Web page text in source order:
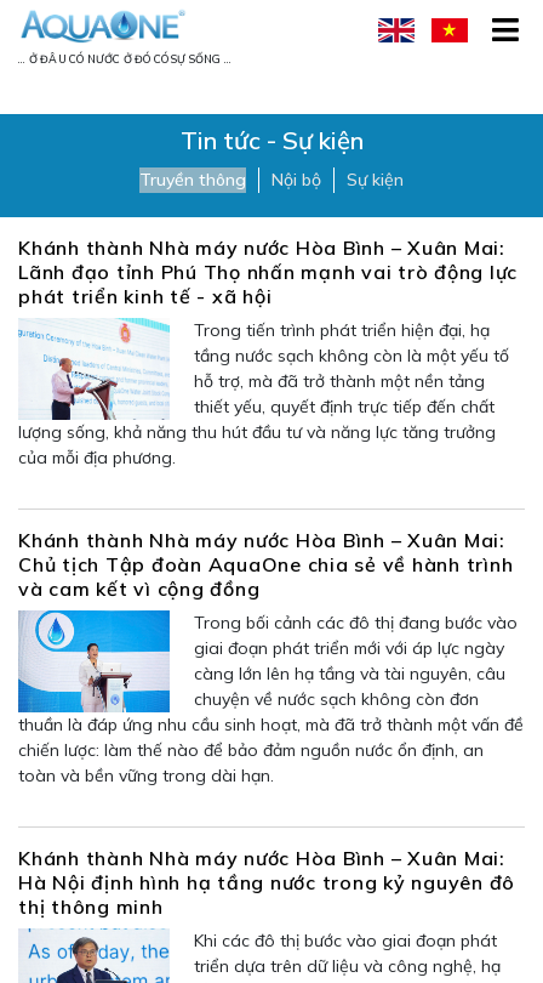
... Ở ĐÂU CÓ NƯỚC Ở ĐÓ CÓ SỰ SỐNG ...
Tin tức - Sự kiện
Truyền thông Nội bộ Sự kiện
Khánh thành Nhà máy nước Hòa Bình – Xuân Mai:
Lãnh đạo tỉnh Phú Thọ nhấn mạnh vai trò động lực
phát triển kinh tế - xã hội
Trong tiến trình phát triển hiện đại, hạ
tầng nước sạch không còn là một yếu tố
hỗ trợ, mà đã trở thành một nền tảng
thiết yếu, quyết định trực tiếp đến chất
lượng sống, khả năng thu hút đầu tư và năng lực tăng trưởng
của mỗi địa phương.
Khánh thành Nhà máy nước Hòa Bình – Xuân Mai:
Chủ tịch Tập đoàn AquaOne chia sẻ về hành trình
và cam kết vì cộng đồng
Trong bối cảnh các đô thị đang bước vào
giai đoạn phát triển mới với áp lực ngày
càng lớn lên hạ tầng và tài nguyên, câu
chuyện về nước sạch không còn đơn
thuần là đáp ứng nhu cầu sinh hoạt, mà đã trở thành một vấn đề
chiến lược: làm thế nào để bảo đảm nguồn nước ổn định, an
toàn và bền vững trong dài hạn.
Khánh thành Nhà máy nước Hòa Bình – Xuân Mai:
Hà Nội định hình hạ tầng nước trong kỷ nguyên đô
thị thông minh
Khi các đô thị bước vào giai đoạn phát
triển dựa trên dữ liệu và công nghệ, hạ